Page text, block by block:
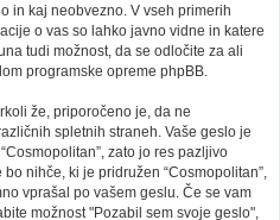
in kaj neobvezno. V vseh primerih
o vas so lahko javno vidne in katere
tudi možnost, da se odločite za ali
programske opreme phpBB.
že, priporočeno je, da ne
spletnih straneh. Vaše geslo je
zato jo res pazljivo
nihče, ki je pridružen “Cosmopolitan”,
vprašal po vašem geslu. Če se vam
možnost "Pozabil sem svoje geslo",